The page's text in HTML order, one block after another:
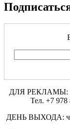
ДЛЯ РЕКЛАМЫ: п.
Тел. +7 978
ДЕНЬ ВЫХОДА: